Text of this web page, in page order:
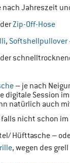
nach Jahreszeit
Zip-Off-Hose
, Softshellpullover
– je nach
digitale Session
natürlich auch
nicht schon
Hüfttasche –
, wegen des